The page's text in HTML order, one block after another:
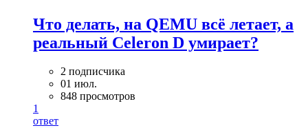
Что делать, на QEMU всё летает, а
реальный Celeron D умирает?
2 подписчика
01 июл.
848 просмотров
1
ответ